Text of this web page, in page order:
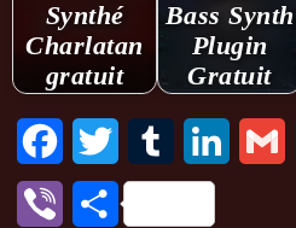
Synthé
Charlatan
gratuit
Bass Synth
Plugin
Gratuit
FacebookTwitter Tumblr
Viber Partager